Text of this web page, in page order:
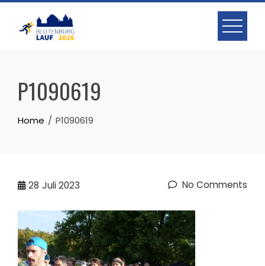
Skip
content
P1090619
Home P1090619
28 Juli 2023 No Comments